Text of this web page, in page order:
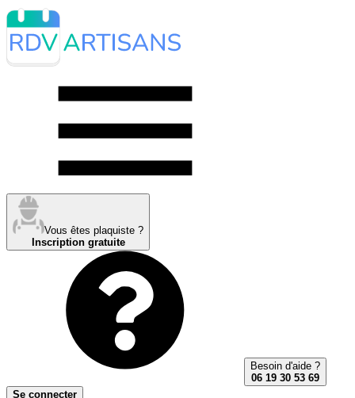
Vous êtes plaquiste ?
Inscription gratuite
Besoin d'aide ?
06 19 30 53 69
Se connecter